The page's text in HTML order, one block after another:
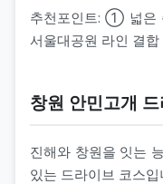
추천포인트: ① 넓
서울대공원 라인 결합
창원 안민고개
진해와 창원을 잇는
있는 드라이브 코스